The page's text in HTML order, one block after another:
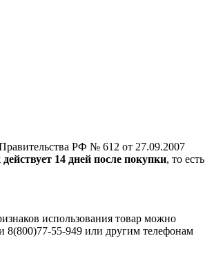
РФ № 612 от 27.09.2007
действует 14 дней после покупки, то есть
использования товар можно
8(800)77-55-949 или другим телефонам